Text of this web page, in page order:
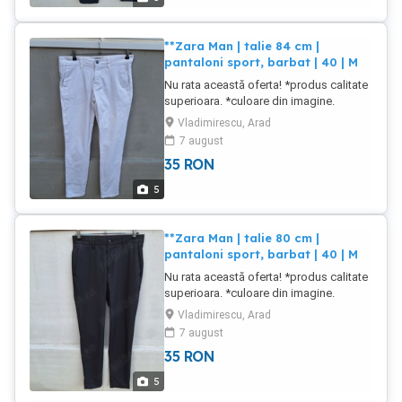
5
**Zara Man | talie 84 cm |
pantaloni sport, barbat | 40 | M
Nu rata această oferta! *produs calitate
superioara. *culoare din imagine.
*material din imagine. ***stare buna.
produs utilizat. NU FAC SCHIMBURI
Vladimirescu, Arad
7 august
35 RON
5
**Zara Man | talie 80 cm |
pantaloni sport, barbat | 40 | M
Nu rata această oferta! *produs calitate
superioara. *culoare din imagine.
*material din imagine. ***stare buna.
produs utilizat. NU FAC SCHIMBURI
Vladimirescu, Arad
7 august
35 RON